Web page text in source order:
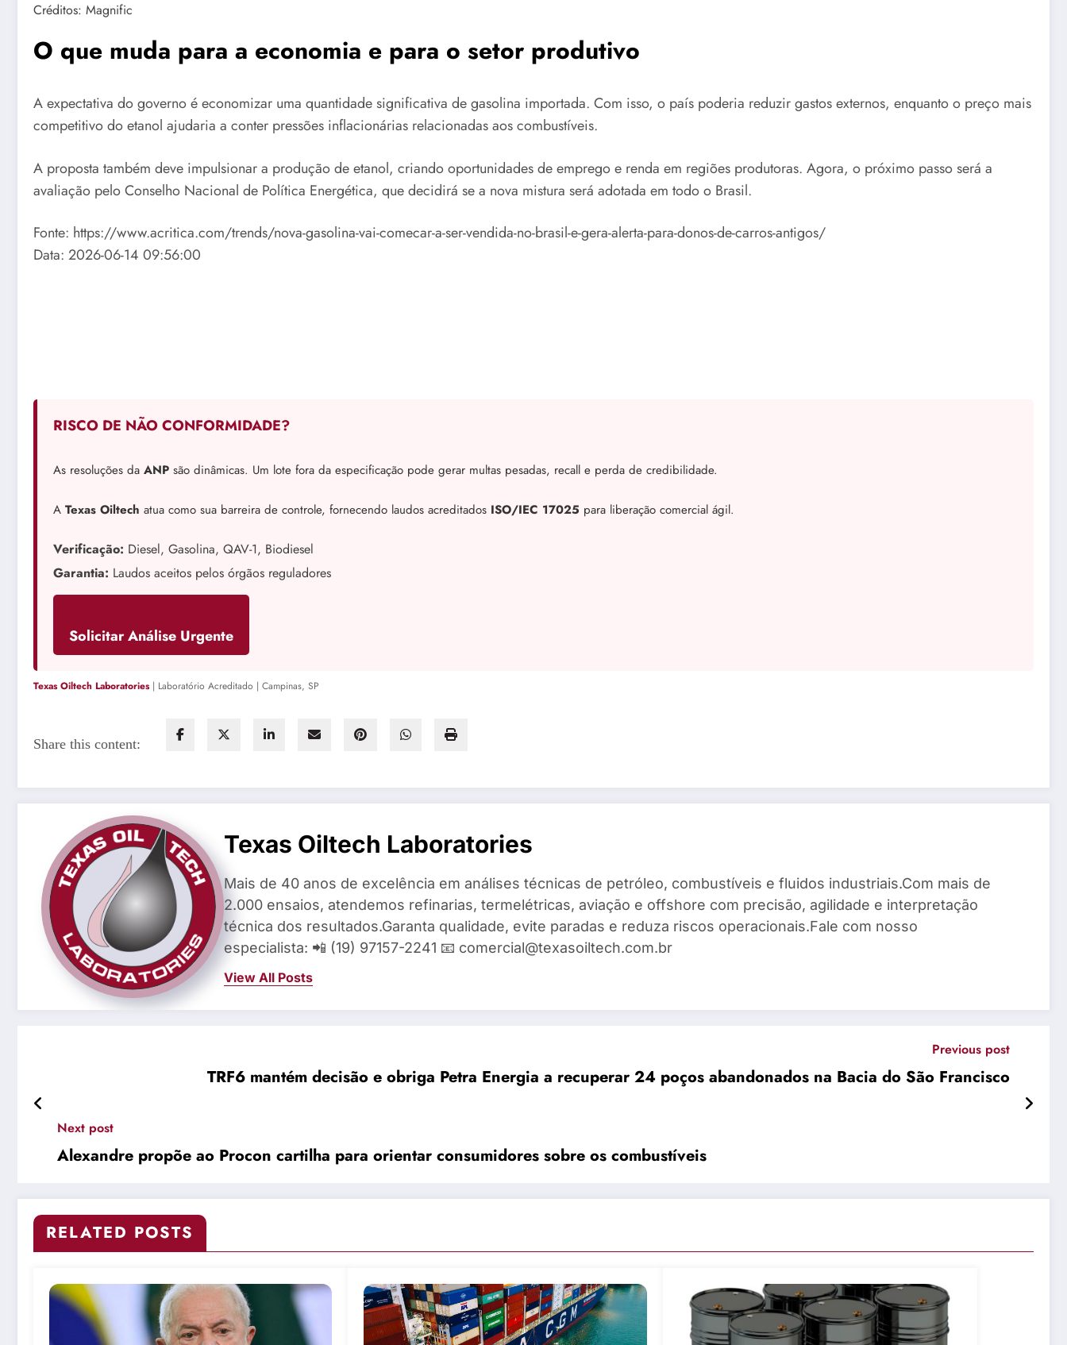
Créditos: Magnific
O que muda para a economia e para o setor produtivo
A expectativa do governo é economizar uma quantidade significativa de gasolina importada. Com isso, o país poderia reduzir gastos externos, enquanto o preço mais
competitivo do etanol ajudaria a conter pressões inflacionárias relacionadas aos combustíveis.
A proposta também deve impulsionar a produção de etanol, criando oportunidades de emprego e renda em regiões produtoras. Agora, o próximo passo será a
avaliação pelo Conselho Nacional de Política Energética, que decidirá se a nova mistura será adotada em todo o Brasil.
Fonte: https://www.acritica.com/trends/nova-gasolina-vai-comecar-a-ser-vendida-no-brasil-e-gera-alerta-para-donos-de-carros-antigos/
Data: 2026-06-14 09:56:00
RISCO DE NÃO CONFORMIDADE?
As resoluções da ANP são dinâmicas. Um lote fora da especificação pode gerar multas pesadas, recall e perda de credibilidade.
A Texas Oiltech atua como sua barreira de controle, fornecendo laudos acreditados ISO/IEC 17025 para liberação comercial ágil.
Verificação: Diesel, Gasolina, QAV-1, Biodiesel
Garantia: Laudos aceitos pelos órgãos reguladores
Solicitar Análise Urgente
Texas Oiltech Laboratories| Laboratório Acreditado | Campinas, SP
Share this content:
Texas Oiltech Laboratories
Mais de 40 anos de excelência em análises técnicas de petróleo, combustíveis e fluidos industriais.Com mais de
2.000 ensaios, atendemos refinarias, termelétricas, aviação e offshore com precisão, agilidade e interpretação
técnica dos resultados.Garanta qualidade, evite paradas e reduza riscos operacionais.Fale com nosso
especialista: 📲 (19) 97157-2241 📧 comercial@texasoiltech.com.br
View All Posts
Previous post
TRF6 mantém decisão e obriga Petra Energia a recuperar 24 poços abandonados na Bacia do São Francisco
Next post
Alexandre propõe ao Procon cartilha para orientar consumidores sobre os combustíveis
RELATED POSTS